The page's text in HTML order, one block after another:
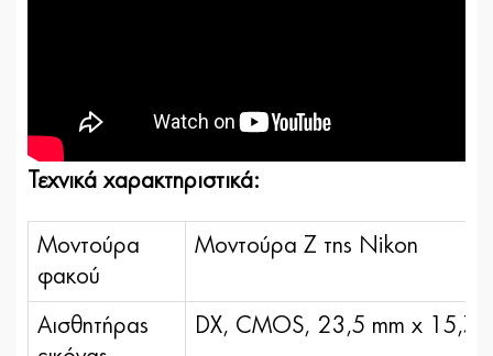
Τεχνικά χαρακτηριστικά:
Μοντούρα
φακού
Μοντούρα Ζ της Nikon
Αισθητήρας
DX, CMOS, 23,5 mm x 15,7